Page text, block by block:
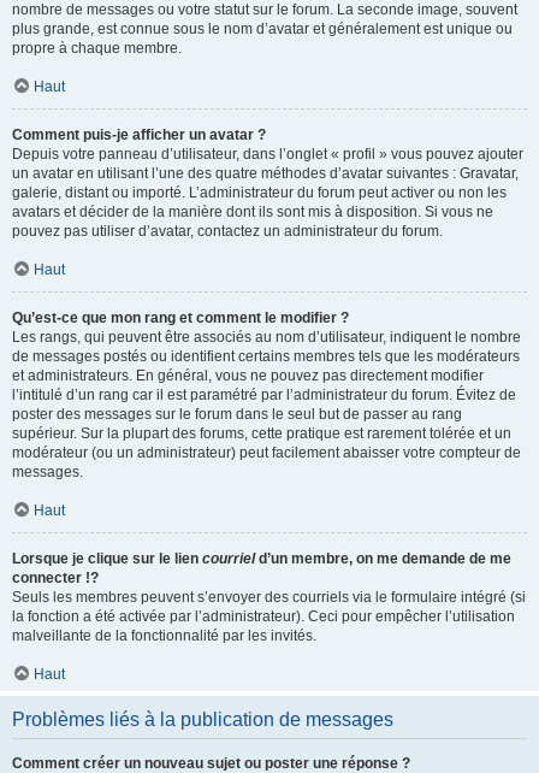
nombre de messages ou votre statut sur le forum. La seconde image, souvent
plus grande, est connue sous le nom d’avatar et généralement est unique ou
propre à chaque membre.
Haut
Comment puis-je afficher un avatar ?
Depuis votre panneau d’utilisateur, dans l’onglet « profil » vous pouvez ajouter
un avatar en utilisant l’une des quatre méthodes d’avatar suivantes : Gravatar,
galerie, distant ou importé. L’administrateur du forum peut activer ou non les
avatars et décider de la manière dont ils sont mis à disposition. Si vous ne
pouvez pas utiliser d’avatar, contactez un administrateur du forum.
Haut
Qu’est-ce que mon rang et comment le modifier ?
Les rangs, qui peuvent être associés au nom d’utilisateur, indiquent le nombre
de messages postés ou identifient certains membres tels que les modérateurs
et administrateurs. En général, vous ne pouvez pas directement modifier
l’intitulé d’un rang car il est paramétré par l’administrateur du forum. Évitez de
poster des messages sur le forum dans le seul but de passer au rang
supérieur. Sur la plupart des forums, cette pratique est rarement tolérée et un
modérateur (ou un administrateur) peut facilement abaisser votre compteur de
messages.
Haut
Lorsque je clique sur le lien courrield’un membre, on me demande de me
connecter !?
Seuls les membres peuvent s’envoyer des courriels via le formulaire intégré (si
la fonction a été activée par l’administrateur). Ceci pour empêcher l’utilisation
malveillante de la fonctionnalité par les invités.
Haut
Problèmes liés à la publication de messages
Comment créer un nouveau sujet ou poster une réponse ?